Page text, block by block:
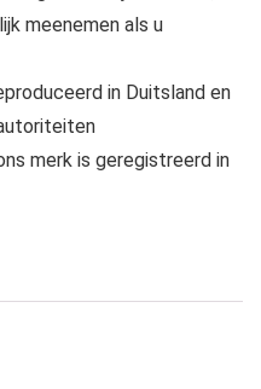
meenemen als u
in Duitsland en
merk is geregistreerd in